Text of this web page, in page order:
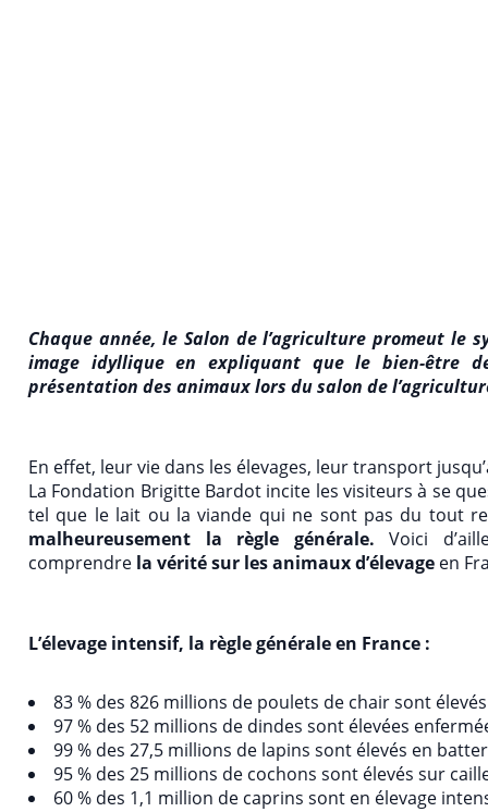
Chaque année, le Salon de l’agriculture promeut le
image idyllique en expliquant que le bien-être
présentation des animaux lors du salon de
En effet, leur vie dans les élevages, leur transport
La Fondation Brigitte Bardot incite les visiteurs à se
tel que le lait ou la viande qui ne sont pas du tout
malheureusement la règle générale.
Voici
comprendre la vérité sur les animaux d’élevage en
L’élevage intensif, la règle générale en France :
83 % des 826 millions de poulets de chair sont
97 % des 52 millions de dindes sont élevées
99 % des 27,5 millions de lapins sont élevés en
95 % des 25 millions de cochons sont élevés sur
60 % des 1,1 million de caprins sont en élevage